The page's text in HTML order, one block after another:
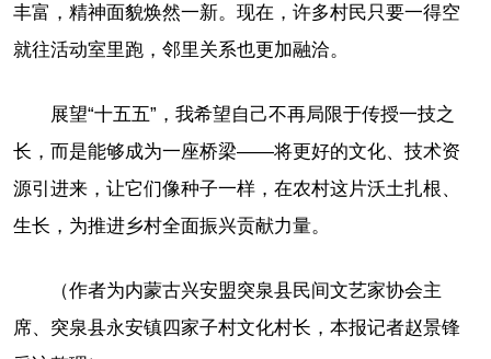
丰富，精神面貌焕然一新。现在，许多村民只要一得空
就往活动室里跑，邻里关系也更加融洽。
展望“十五五”，我希望自己不再局限于传授一技之
长，而是能够成为一座桥梁——将更好的文化、技术资
源引进来，让它们像种子一样，在农村这片沃土扎根、
生长，为推进乡村全面振兴贡献力量。
（作者为内蒙古兴安盟突泉县民间文艺家协会主
席、突泉县永安镇四家子村文化村长，本报记者赵景锋